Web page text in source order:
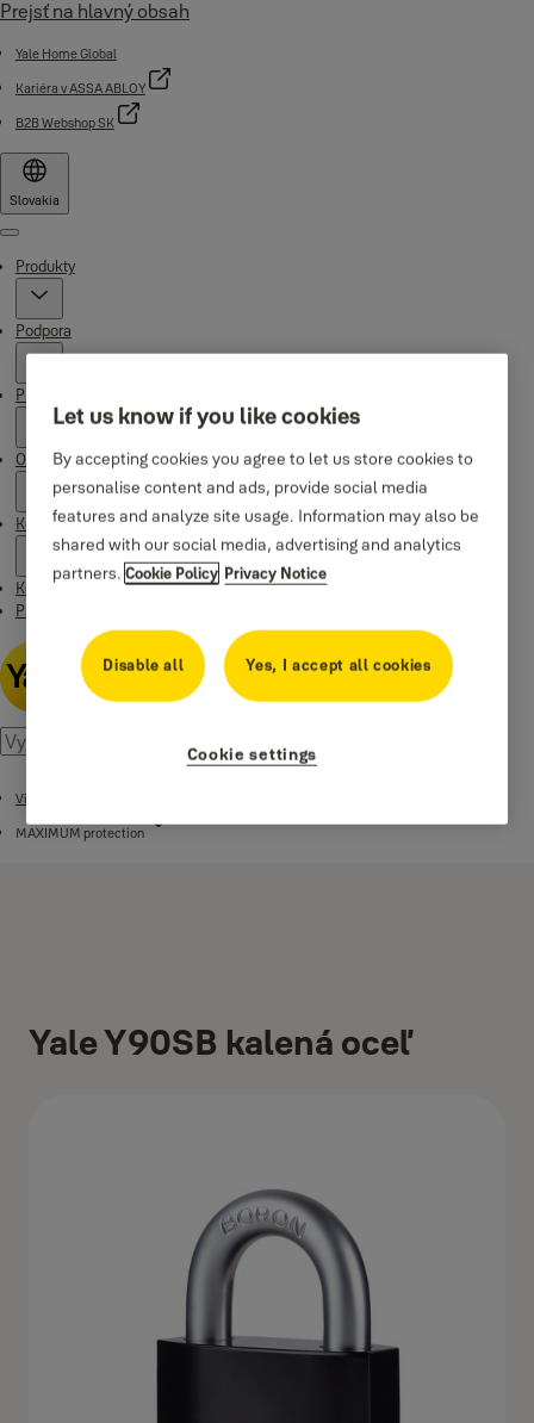
Prejsť na hlavný obsah
Yale Home Global
Kariéra v ASSA ABLOY
B2B Webshop SK
Slovakia
Menu
Produkty
Podpora
Prečo Yale
O nás
Kde kúpiť
Kontakt
Príbehy
Visiace zámky
MAXIMUM protection
Yale Y90SB kalená oceľ
Let us know if you like cookies
By accepting cookies you agree to let us store cookies to
personalise content and ads, provide social media
features and analyze site usage. Information may also be
shared with our social media, advertising and analytics
partners.Cookie Policy Privacy Notice
Disable all Yes, I accept all cookies
Cookie settings